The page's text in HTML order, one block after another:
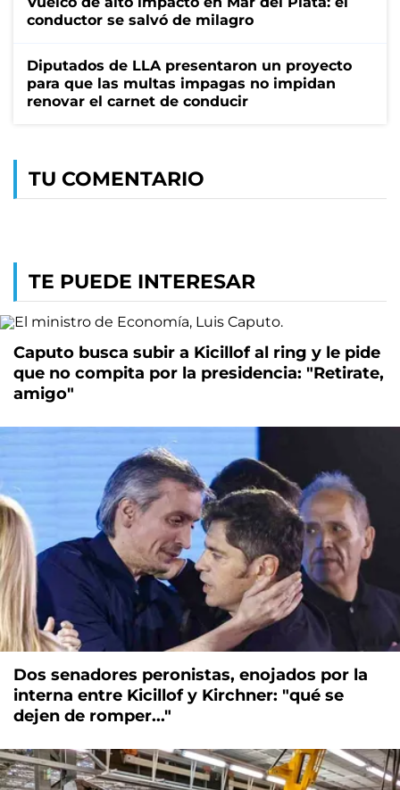
conductor se salvó de milagro
Diputados de LLA presentaron un proyecto
para que las multas impagas no impidan
renovar el carnet de conducir
TU COMENTARIO
TE PUEDE INTERESAR
Caputo busca subir a Kicillof al ring y le pide
que no compita por la presidencia: "Retirate,
amigo"
Dos senadores peronistas, enojados por la
interna entre Kicillof y Kirchner: "qué se
dejen de romper..."